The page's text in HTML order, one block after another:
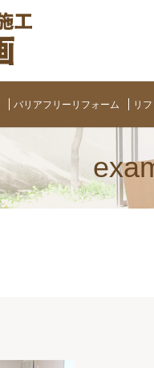
バリアフリーリフォーム リ